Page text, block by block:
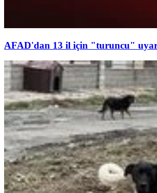
AFAD'dan 13 il için "turuncu"